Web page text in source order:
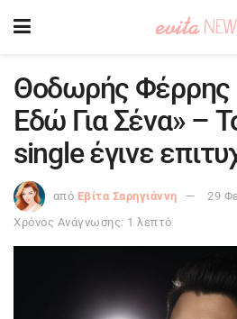
Θοδωρής Φέρρης
Εδώ Για Σένα» –
single έγινε
από Εβίτα Σαρηγιάννη
29
Χρόνος Ανάγνωσης: 1 λεπτό